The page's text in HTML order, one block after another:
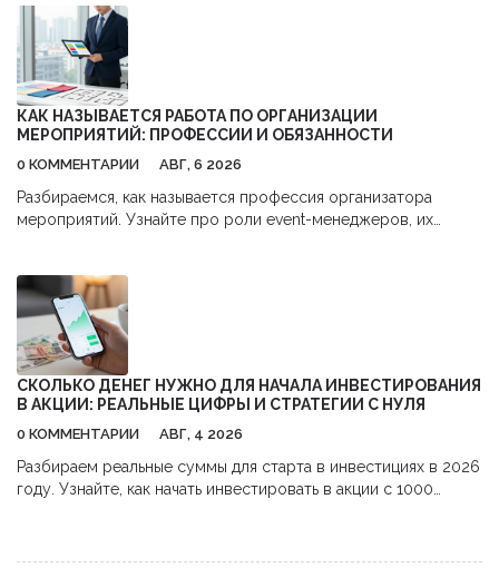
КАК НАЗЫВАЕТСЯ РАБОТА ПО ОРГАНИЗАЦИИ
МЕРОПРИЯТИЙ: ПРОФЕССИИ И ОБЯЗАННОСТИ
0 КОММЕНТАРИИ АВГ, 6 2026
Разбираемся, как называется профессия организатора
мероприятий. Узнайте про роли event-менеджеров, их
СКОЛЬКО ДЕНЕГ НУЖНО ДЛЯ НАЧАЛА ИНВЕСТИРОВАНИЯ
В АКЦИИ: РЕАЛЬНЫЕ ЦИФРЫ И СТРАТЕГИИ С НУЛЯ
0 КОММЕНТАРИИ АВГ, 4 2026
Разбираем реальные суммы для старта в инвестициях в 2026
году. Узнайте, как начать инвестировать в акции с 1000